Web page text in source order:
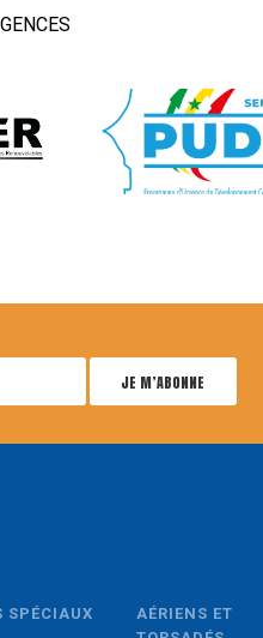
JE M’ABONNE
SPÉCIAUX
AÉRIENS ET